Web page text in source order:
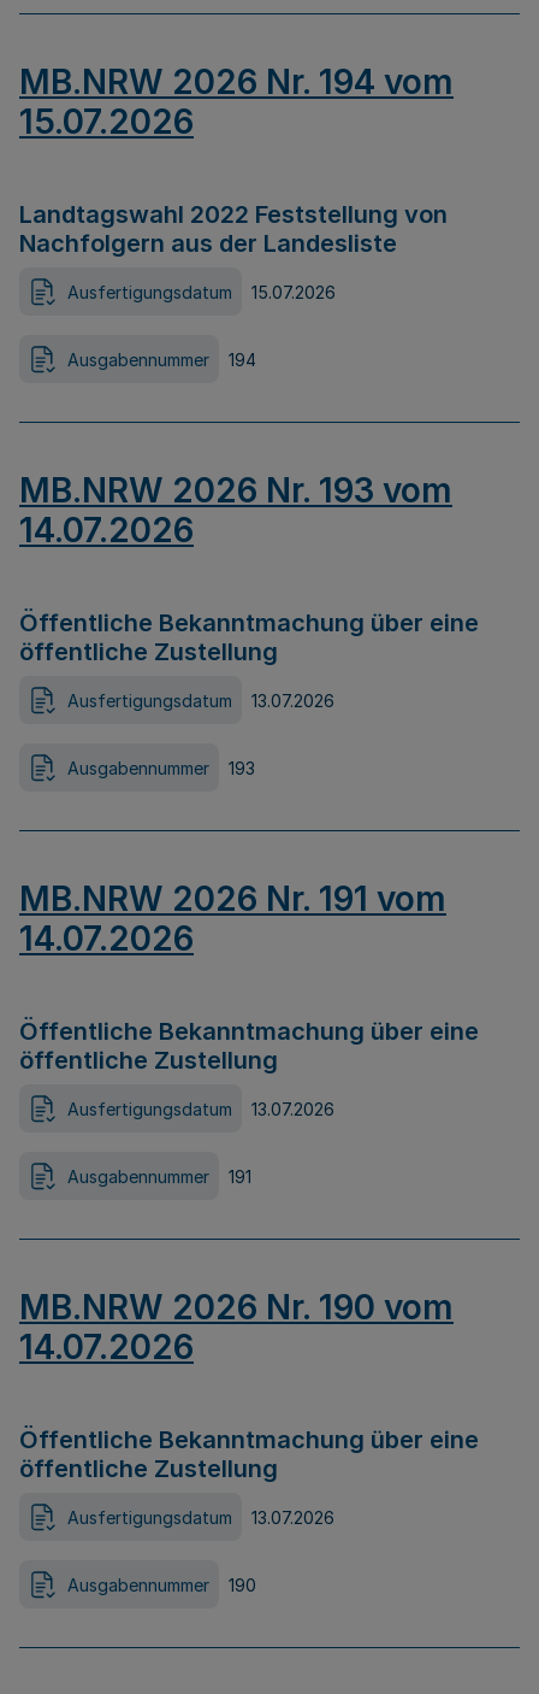
MB.NRW 2026 Nr. 194 vom
15.07.2026
Landtagswahl 2022 Feststellung von
Nachfolgern aus der Landesliste
Ausfertigungsdatum 15.07.2026
Ausgabennummer 194
MB.NRW 2026 Nr. 193 vom
14.07.2026
Öffentliche Bekanntmachung über eine
öffentliche Zustellung
Ausfertigungsdatum 13.07.2026
Ausgabennummer 193
MB.NRW 2026 Nr. 191 vom
14.07.2026
Öffentliche Bekanntmachung über eine
öffentliche Zustellung
Ausfertigungsdatum 13.07.2026
Ausgabennummer 191
MB.NRW 2026 Nr. 190 vom
14.07.2026
Öffentliche Bekanntmachung über eine
öffentliche Zustellung
Ausfertigungsdatum 13.07.2026
Ausgabennummer 190